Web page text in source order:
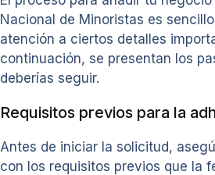
Nacional de Minoristas es
atención a ciertos detalles
continuación, se presentan los
deberías seguir.
Requisitos previos para la
Antes de iniciar la solicitud,
con los requisitos previos que la